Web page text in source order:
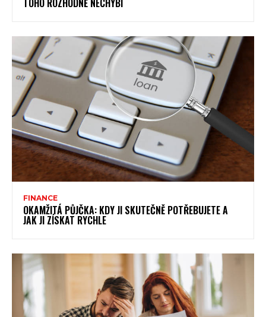
FINANCE
OKAMŽITÁ PŮJČKA: KDY JI SKUTEČNĚ POTŘEBUJETE A
JAK JI ZÍSKAT RYCHLE